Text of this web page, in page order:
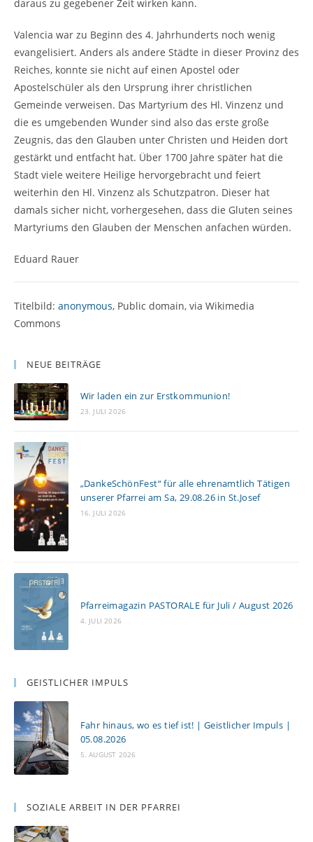
daraus zu gegebener Zeit wirken kann.
Valencia war zu Beginn des 4. Jahrhunderts noch wenig
evangelisiert. Anders als andere Städte in dieser Provinz des
Reiches, konnte sie nicht auf einen Apostel oder
Apostelschüler als den Ursprung ihrer christlichen
Gemeinde verweisen. Das Martyrium des Hl. Vinzenz und
die es umgebenden Wunder sind also das erste große
Zeugnis, das den Glauben unter Christen und Heiden dort
gestärkt und entfacht hat. Über 1700 Jahre später hat die
Stadt viele weitere Heilige hervorgebracht und feiert
weiterhin den Hl. Vinzenz als Schutzpatron. Dieser hat
damals sicher nicht, vorhergesehen, dass die Gluten seines
Martyriums den Glauben der Menschen anfachen würden.
Eduard Rauer
Titelbild: anonymous, Public domain, via Wikimedia
Commons
NEUE BEITRÄGE
Wir laden ein zur Erstkommunion!
23. JULI 2026
„DankeSchönFest“ für alle ehrenamtlich Tätigen
unserer Pfarrei am Sa, 29.08.26 in St.Josef
16. JULI 2026
Pfarreimagazin PASTORALE für Juli / August 2026
4. JULI 2026
GEISTLICHER IMPULS
Fahr hinaus, wo es tief ist! | Geistlicher Impuls |
05.08.2026
5. AUGUST 2026
SOZIALE ARBEIT IN DER PFARREI